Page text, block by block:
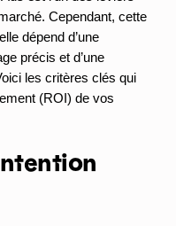
Cependant, cette
dépend d’une
précis et d’une
les critères clés qui
(ROI) de vos